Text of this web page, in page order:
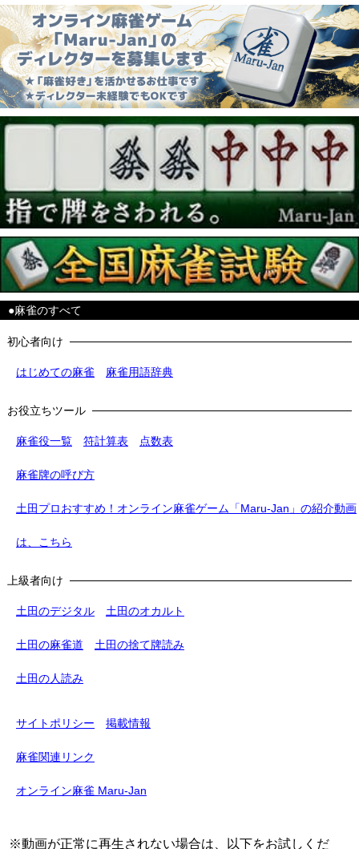
●麻雀のすべて
初心者向け
はじめての麻雀 麻雀用語辞典
お役立ちツール
麻雀役一覧 符計算表 点数表
麻雀牌の呼び方
土田プロおすすめ！オンライン麻雀ゲーム「Maru-Jan」の紹介動画
は、こちら
上級者向け
土田のデジタル 土田のオカルト
土田の麻雀道 土田の捨て牌読み
土田の人読み
サイトポリシー 掲載情報
麻雀関連リンク
オンライン麻雀 Maru-Jan
※動画が正常に再生されない場合は、以下をお試しくだ